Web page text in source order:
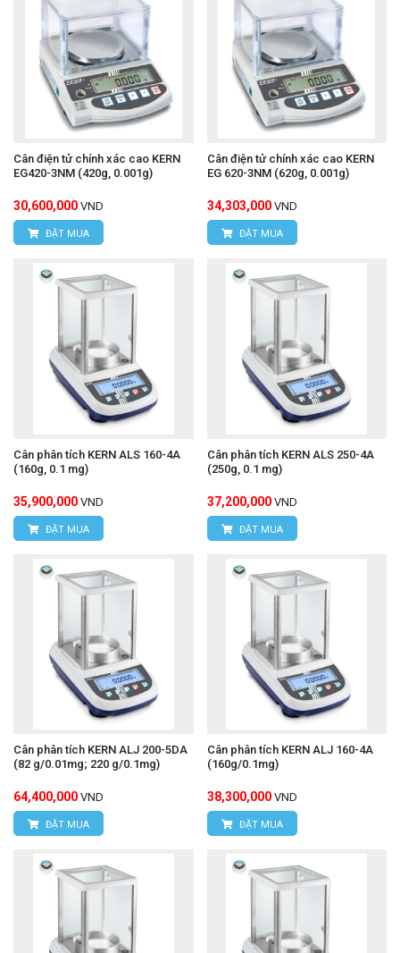
Cân điện tử chính xác cao KERN
EG420-3NM (420g, 0.001g)
30,600,000 VND
ĐẶT MUA
Cân điện tử chính xác cao KERN
EG 620-3NM (620g, 0.001g)
34,303,000 VND
ĐẶT MUA
Cân phân tích KERN ALS 160-4A
(160g, 0.1 mg)
35,900,000 VND
ĐẶT MUA
Cân phân tích KERN ALS 250-4A
(250g, 0.1 mg)
37,200,000 VND
ĐẶT MUA
Cân phân tích KERN ALJ 200-5DA
(82 g/0.01mg; 220 g/0.1mg)
64,400,000 VND
ĐẶT MUA
Cân phân tích KERN ALJ 160-4A
(160g/0.1mg)
38,300,000 VND
ĐẶT MUA